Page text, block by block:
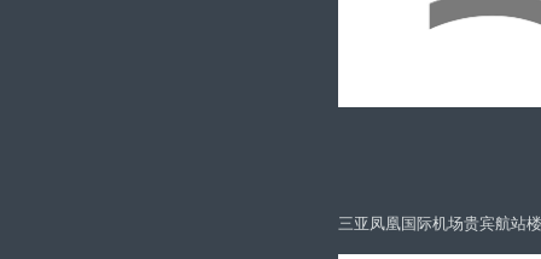
三亚凤凰国际机场贵宾航站